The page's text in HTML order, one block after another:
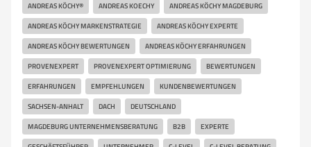
ANDREAS KÖCHY® ANDREAS KOECHY ANDREAS KÖCHY MAGDEBURG
ANDREAS KÖCHY MARKENSTRATEGIE ANDREAS KÖCHY EXPERTE
ANDREAS KÖCHY BEWERTUNGEN ANDREAS KÖCHY ERFAHRUNGEN
PROVENEXPERT PROVENEXPERT OPTIMIERUNG BEWERTUNGEN
ERFAHRUNGEN EMPFEHLUNGEN KUNDENBEWERTUNGEN
SACHSEN-ANHALT DACH DEUTSCHLAND
MAGDEBURG UNTERNEHMENSBERATUNG B2B EXPERTE